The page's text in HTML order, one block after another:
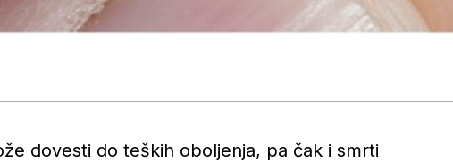
dovesti do teških oboljenja, pa čak i smrti